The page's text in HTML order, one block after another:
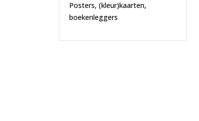
Posters, (kleur)kaarten,
boekenleggers